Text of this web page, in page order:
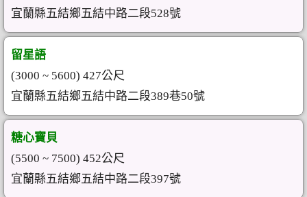
宜蘭縣五結鄉五結中路二段528號
留星語
(3000 ~ 5600) 427公尺
宜蘭縣五結鄉五結中路二段389巷50號
糖心寶貝
(5500 ~ 7500) 452公尺
宜蘭縣五結鄉五結中路二段397號